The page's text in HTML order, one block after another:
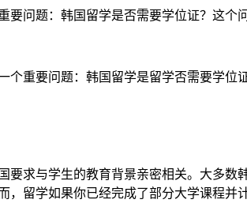
问题：韩国留学是否需要学位证？这
重要问题：韩国留学是留学否需要学位
要求与学生的教育背景亲密相关。大多
，留学如果你已经完成了部分大学课程并